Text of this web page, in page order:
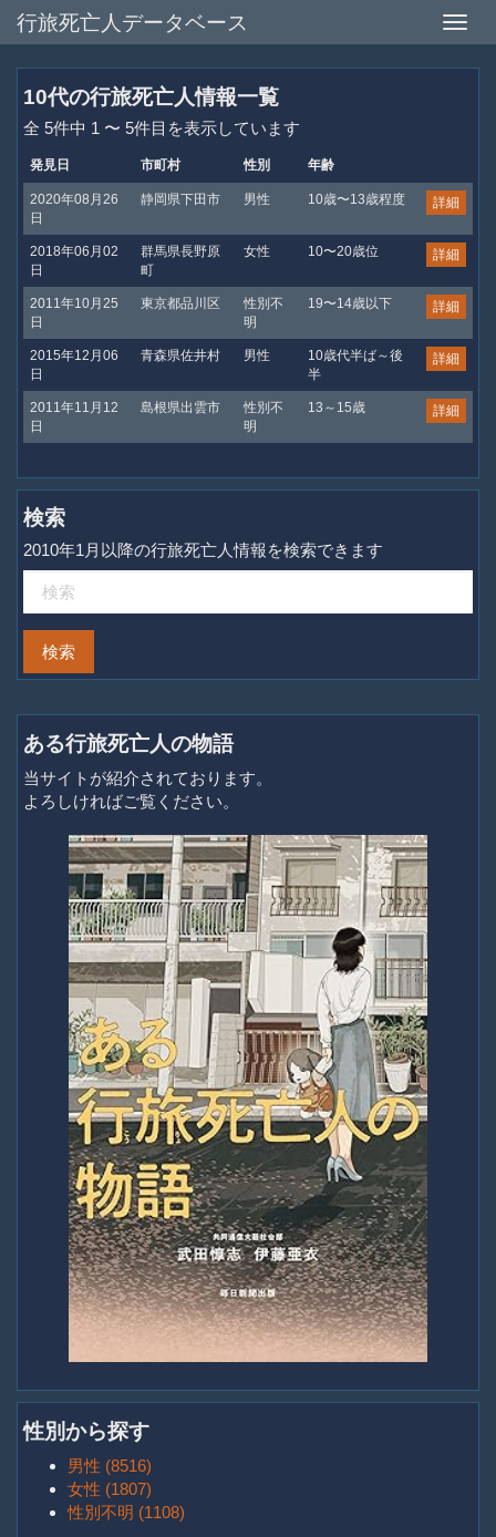
Toggle
行旅死亡人データベース
10代の行旅死亡人情報一覧
全 5件中 1 〜 5件目を表示しています
発見日 市町村 性別 年齢
2020年08月26
日
静岡県下田市 男性 10歳〜13歳程度 詳細
2018年06月02
日
群馬県長野原
町
女性 10〜20歳位 詳細
2011年10月25
日
東京都品川区
性別不
明
19〜14歳以下 詳細
2015年12月06
日
青森県佐井村 男性
10歳代半ば～後
半
詳細
2011年11月12
日
島根県出雲市
性別不
明
13～15歳 詳細
検索
2010年1月以降の行旅死亡人情報を検索できます
ある行旅死亡人の物語
当サイトが紹介されております。
よろしければご覧ください。
性別から探す
男性 (8516)
女性 (1807)
性別不明 (1108)